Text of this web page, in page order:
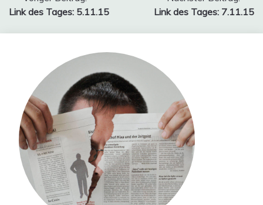
Link des Tages: 5.11.15
Link des Tages: 7.11.15